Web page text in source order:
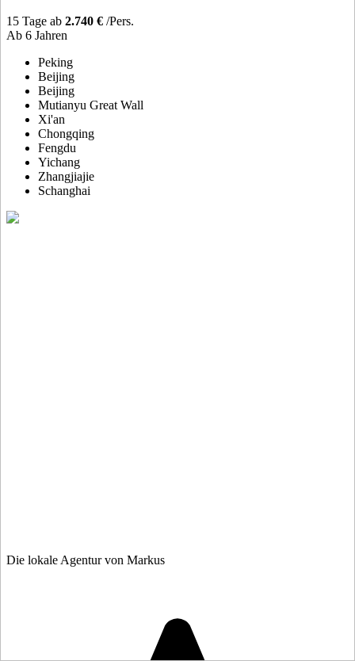
15 Tage ab 2.740 € /Pers.
Ab 6 Jahren
Peking
Beijing
Beijing
Mutianyu Great Wall
Xi'an
Chongqing
Fengdu
Yichang
Zhangjiajie
Schanghai
Die lokale Agentur von Markus